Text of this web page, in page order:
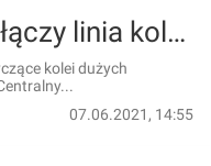
Wrocław z Pragą połączy linia kolejowa dużych prędkości. Wybrano wykonawcę studium dla tej inwestycji
kolei dużych
07.06.2021, 14:55